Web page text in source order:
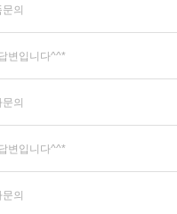
문의
변입니다^^*
문의
변입니다^^*
문의